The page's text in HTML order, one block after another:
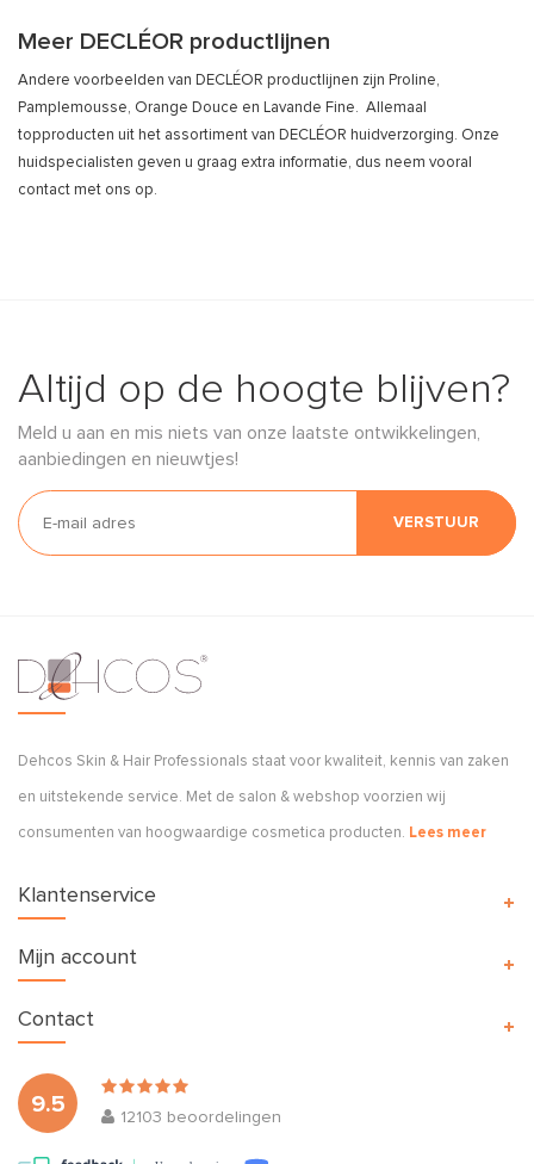
Meer DECLÉOR productlijnen
Andere voorbeelden van DECLÉOR productlijnen zijn Proline,
Pamplemousse, Orange Douce en Lavande Fine. Allemaal
topproducten uit het assortiment van DECLÉOR huidverzorging. Onze
huidspecialisten geven u graag extra informatie, dus neem vooral
contact met ons op.
Altijd op de hoogte blijven?
Meld u aan en mis niets van onze laatste ontwikkelingen,
aanbiedingen en nieuwtjes!
VERSTUUR
Dehcos Skin & Hair Professionals staat voor kwaliteit, kennis van zaken
en uitstekende service. Met de salon & webshop voorzien wij
consumenten van hoogwaardige cosmetica producten. Lees meer
Klantenservice
Mijn account
9.5
12103 beoordelingen
Contact